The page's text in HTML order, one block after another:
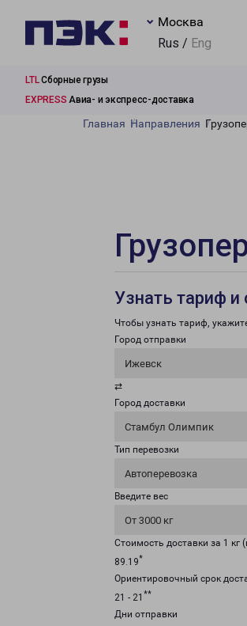
Москва
Rus / Eng
LTLСборные грузы
EXPRESS Авиа- и экспресс-доставка
Главная Направления
Узнать тариф и
Чтобы узнать тариф,
Город отправки
Ижевск
⇄
Город доставки
Стамбул Олимпик
Тип перевозки
Автоперевозка
Введите вес
От 3000 кг
Стоимость доставки за 1
89.19*
Ориентировочный срок
21 - 21 **
Дни отправки